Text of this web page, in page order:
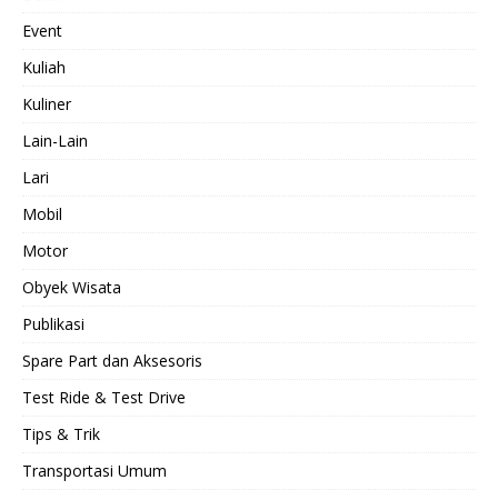
Event
Kuliah
Kuliner
Lain-Lain
Lari
Mobil
Motor
Obyek Wisata
Publikasi
Spare Part dan Aksesoris
Test Ride & Test Drive
Tips & Trik
Transportasi Umum